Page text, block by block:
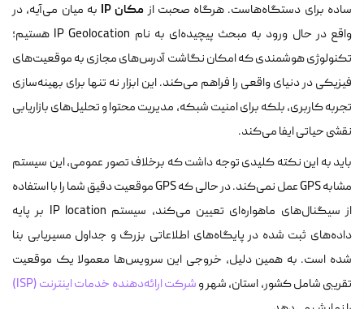
ساده برای دستگاه‌هاست. هرگاه صحبت ازمکان IP
به میان می‌آیه، در
واقع در حال ورود به مبحث پیچیده‌ای به نام IP Geolocation هستیم؛
تکنولوژی هوشمندی که امکان نگاشت آدرس‌های مجازی به موقعیت‌های
فیزیکی در دنیای واقعی را فراهم می‌کند. این ابزار نه تنها برای بهینه‌سازی
تجربه کاربری، بلکه برای امنیت شبکه، مدیریت محتوا و تحلیل‌های بازاریابی
نقشی حیاتی ایفا می‌کند.
باید به این نکته کلیدی توجه داشت که برخلاف تصور عمومی، این سیستم
مشابه GPS عمل نمی‌کند. در حالی که GPS موقعیت دقیق شما را با استفاده
از سیگنال‌های ماهواره‌ای تعیین می‌کند، سیستم IP location بر پایه
داده‌های ثبت شده در پایگاه‌های اطلاعاتی بزرگ و جداول مسیریابی بنا
شده است. به همین دلیل، خروجی این سرویس‌ها معمولا یک موقعیت
تقریبی شامل کشور، استان، شهر وشرکت ارائه‌دهنده خدمات اینترنت (ISP)